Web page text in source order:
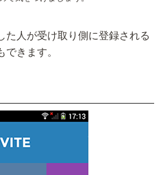
た人が受け取り側に登録される
きます。